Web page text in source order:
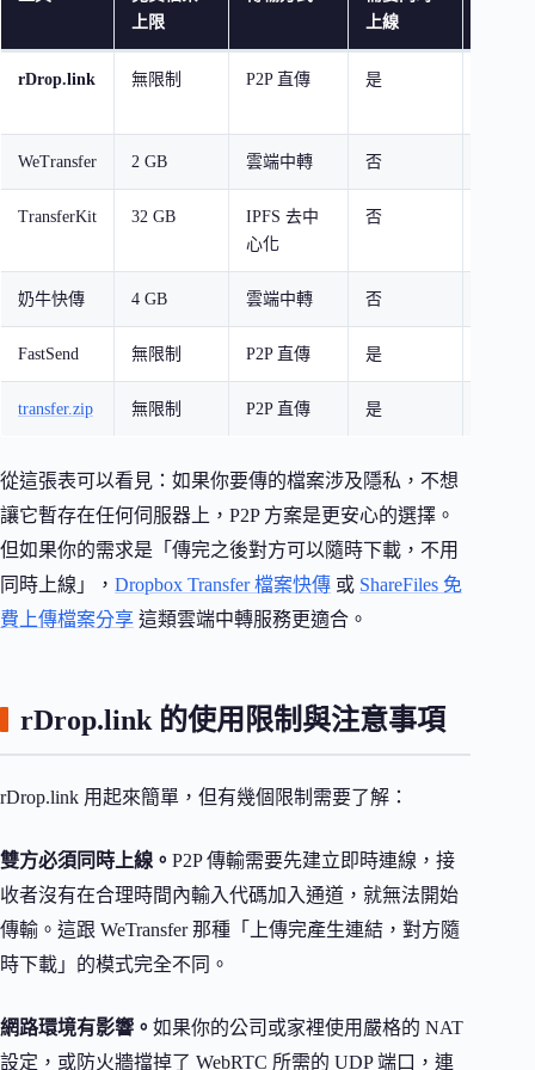
上限
上線
rDrop.link 無限制 P2P 直傳 是
WeTransfer 2 GB 雲端中轉 否
TransferKit 32 GB
IPFS 去中
心化
否
奶牛快傳 4 GB 雲端中轉 否
FastSend 無限制 P2P 直傳 是
transfer.zip 無限制 P2P 直傳 是
從這張表可以看見：如果你要傳的檔案涉及隱私，不想
讓它暫存在任何伺服器上，P2P 方案是更安心的選擇。
但如果你的需求是「傳完之後對方可以隨時下載，不用
同時上線」， Dropbox Transfer 檔案快傳 或 ShareFiles 免
費上傳檔案分享 這類雲端中轉服務更適合。
rDrop.link 的使用限制與注意事項
rDrop.link 用起來簡單，但有幾個限制需要了解：
雙方必須同時上線。 P2P 傳輸需要先建立即時連線，接
收者沒有在合理時間內輸入代碼加入通道，就無法開始
傳輸。這跟 WeTransfer 那種「上傳完產生連結，對方隨
時下載」的模式完全不同。
網路環境有影響。 如果你的公司或家裡使用嚴格的 NAT
設定，或防火牆擋掉了 WebRTC 所需的 UDP 端口，連